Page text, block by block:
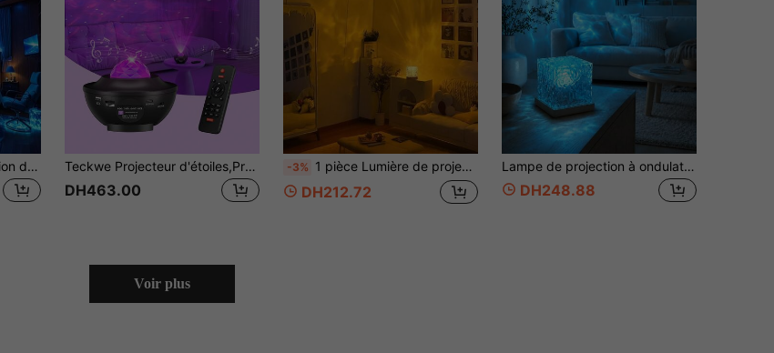
1 pièce Lampe de projection du ciel étoilé Aurora, Lampe de plafond à rotation Aurora LED, Lampe de projection de galaxie à télécommande, Lampe de projection de nébuleuse alimentée par USB, Convient pour fête, vacances, Saint-Valentin, chambre à coucher, pièce, plafond, mur, salon, décoration d'anniversaire Teckwe Projecteur d'étoiles,Projecteur de lumière galactique avec télécommande & haut-parleur sans fil, Projecteur de lumière nocturne à projections dynamiques multicolores pour enfants adultes chambre,Lumières d'espace pour chambre salon home cinéma plafond fête
DH463.00
-3% 1 pièce Lumière de projection d'ondulation d'eau RGB, alimentée par USB 5V, 3 couleurs/16 couleurs, lumière d'ambiance rotative, ondulation d'eau rotative, lumière de projection LED colorée, crée une atmosphère de nuit de rêve, convient pour le salon et la chambre, décoration de chambre, éclairage de chambre, décoration de chambre, décoration de chambre, ambiance de fête, décoration d'anniversaire, décoration de fête, plafond de chambre, jeux, éclairage de photographie, flamme, disco, espace
DH212.72
Lampe de projection à ondulation d'eau 16 couleurs, veilleuse d'ambiance LED aurore avec télécommande et interrupteur tactile, lumière d'ambiance dynamique alimentée par USB convenant pour la décoration de la chambre, la pièce, la fête, le bar
DH248.88
Voir plus